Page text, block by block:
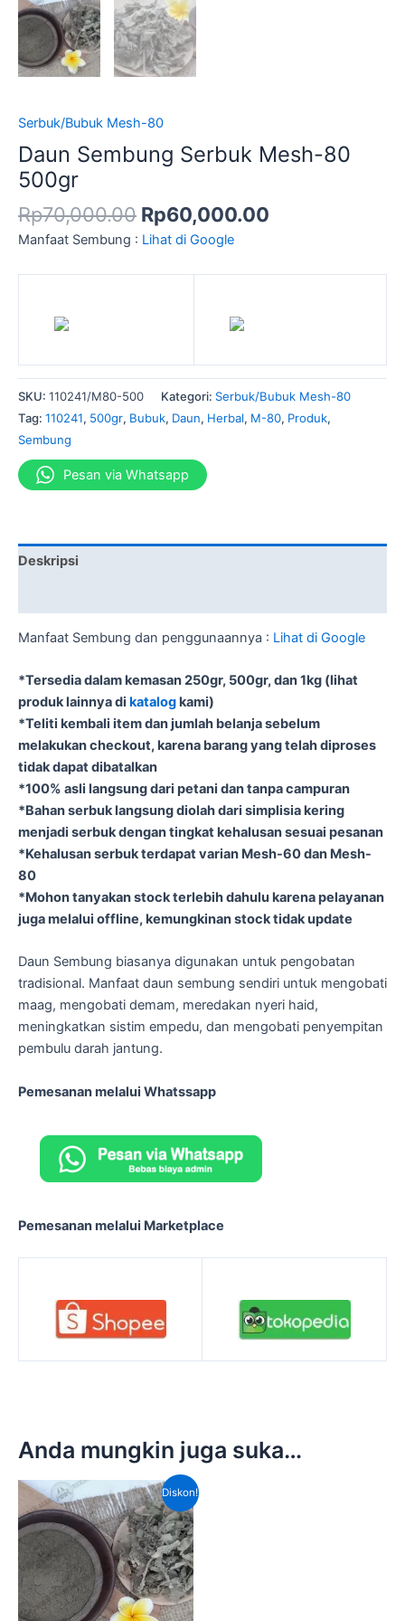
Serbuk/Bubuk Mesh-80
Daun Sembung Serbuk Mesh-80
500gr
Rp70,000.00 Rp60,000.00
Manfaat Sembung : Lihat di Google
SKU: 110241/M80-500 Kategori: Serbuk/Bubuk Mesh-80
Tag: 110241, 500gr, Bubuk, Daun, Herbal, M-80, Produk,
Sembung
Pesan via Whatsapp
Deskripsi
Manfaat Sembung dan penggunaannya : Lihat di Google
*Tersedia dalam kemasan 250gr, 500gr, dan 1kg (lihat
produk lainnya di katalogkami)
*Teliti kembali item dan jumlah belanja sebelum
melakukan checkout, karena barang yang telah diproses
tidak dapat dibatalkan
*100% asli langsung dari petani dan tanpa campuran
*Bahan serbuk langsung diolah dari simplisia kering
menjadi serbuk dengan tingkat kehalusan sesuai pesanan
*Kehalusan serbuk terdapat varian Mesh-60 dan Mesh-
80
*Mohon tanyakan stock terlebih dahulu karena pelayanan
juga melalui offline, kemungkinan stock tidak update
Daun Sembung biasanya digunakan untuk pengobatan
tradisional. Manfaat daun sembung sendiri untuk mengobati
maag, mengobati demam, meredakan nyeri haid,
meningkatkan sistim empedu, dan mengobati penyempitan
pembulu darah jantung.
Pemesanan melalui Whatssapp
Pemesanan melalui Marketplace
Anda mungkin juga suka…
Diskon!
Harga
aslinya
adalah:
Rp140,000.00.
Harga
saat
ini
adalah:
Rp100,000.00.